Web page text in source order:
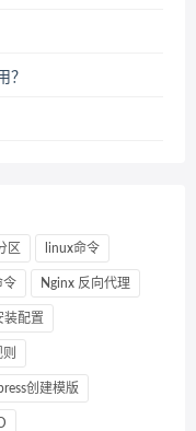
？
区 linux命令
令 Nginx 反向代理
装配置
创建模版